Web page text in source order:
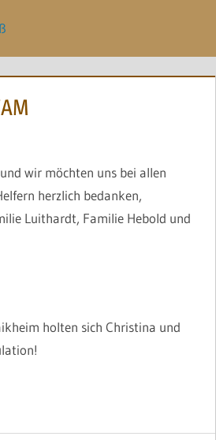
wir möchten uns bei allen
herzlich bedanken,
Luithardt, Familie Hebold und
holten sich Christina und